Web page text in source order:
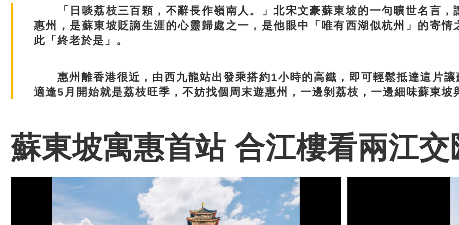
「日啖荔枝三百顆，不辭長作嶺南人。」北宋文豪蘇東坡的一句曠世名言，
惠州，是蘇東坡貶謫生涯的心靈歸處之一，是他眼中「唯有西湖似杭州」的寄
此「終老於是」。
惠州離香港很近，由西九龍站出發乘搭約1小時的高鐵，即可輕鬆抵達這片讓
適逢5月開始就是荔枝旺季，不妨找個周末遊惠州，一邊剝荔枝，一邊細味蘇東坡
蘇東坡寓惠首站 合江樓看兩江交